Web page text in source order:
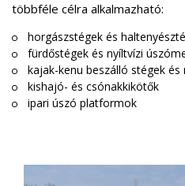
többféle célra alkalmazható:
horgászstégek és
fürdőstégek és nyíltvízi
kajak-kenu beszálló stégek és
kishajó- és csónakkikötők
ipari úszó platformok